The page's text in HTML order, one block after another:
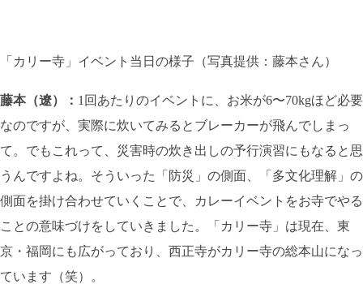
「カリー寺」イベント当日の様子（写真提供：藤本さん）
藤本（遼）： 1回あたりのイベントに、お米が6〜70kgほど必要
なのですが、実際に炊いてみるとブレーカーが飛んでしまっ
て。でもこれって、災害時の炊き出しの予行演習にもなると思
うんですよね。そういった「防災」の側面、「多文化理解」の
側面を掛け合わせていくことで、カレーイベントをお寺でやる
ことの意味づけをしていきました。「カリー寺」は現在、東
京・福岡にも広がっており、西正寺がカリー寺の総本山になっ
ています（笑）。